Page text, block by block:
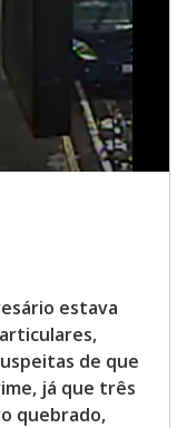
estava
de que
já que três
quebrado,